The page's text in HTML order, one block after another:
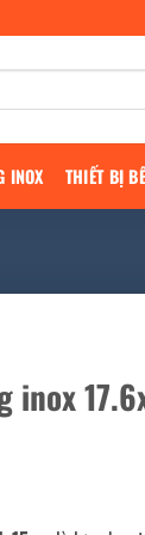
INOX THIẾT BỊ